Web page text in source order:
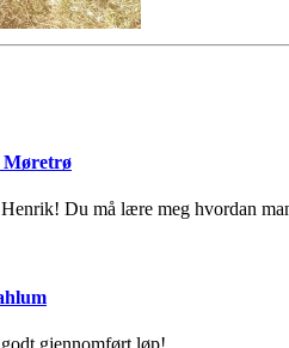
Du må lære meg hvordan
gjennomført løp!